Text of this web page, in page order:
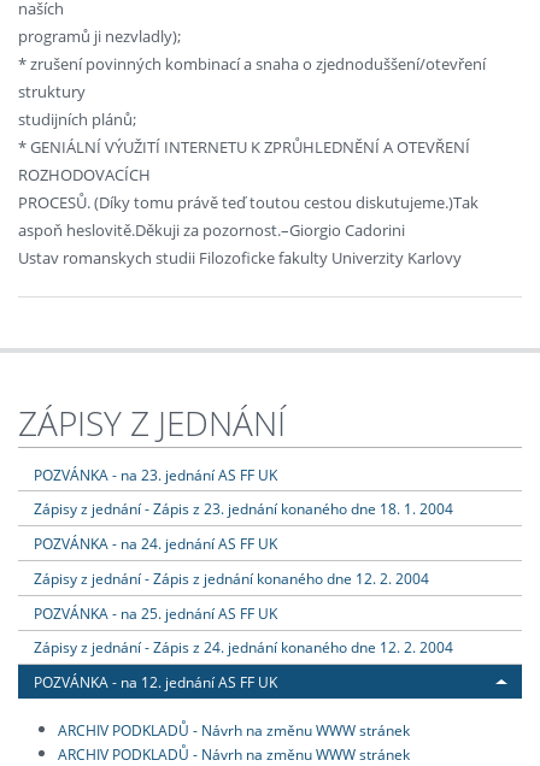
naších
programů ji nezvladly);
* zrušení povinných kombinací a snaha o zjednoduššení/otevření
struktury
studijních plánů;
* GENIÁLNÍ VÝUŽITÍ INTERNETU K ZPRŮHLEDNĚNÍ A OTEVŘENÍ
ROZHODOVACÍCH
PROCESŮ. (Díky tomu právě teď toutou cestou diskutujeme.)Tak
aspoň heslovitě.Děkuji za pozornost.–Giorgio Cadorini
Ustav romanskych studii Filozoficke fakulty Univerzity Karlovy
ZÁPISY Z JEDNÁNÍ
POZVÁNKA - na 23. jednání AS FF UK
Zápisy z jednání - Zápis z 23. jednání konaného dne 18. 1. 2004
POZVÁNKA - na 24. jednání AS FF UK
Zápisy z jednání - Zápis z jednání konaného dne 12. 2. 2004
POZVÁNKA - na 25. jednání AS FF UK
Zápisy z jednání - Zápis z 24. jednání konaného dne 12. 2. 2004
POZVÁNKA - na 12. jednání AS FF UK
ARCHIV PODKLADŮ - Návrh na změnu WWW stránek
ARCHIV PODKLADŮ - Návrh na změnu WWW stránek